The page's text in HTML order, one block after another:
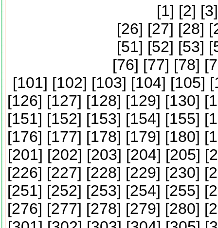
[1] [2] [3
[26] [27] [28] [
[51] [52] [53] [
[76] [77] [78] [
[101] [102] [103] [104] [105] [
[126] [127] [128] [129] [130] [
[151] [152] [153] [154] [155] [
[176] [177] [178] [179] [180] [
[201] [202] [203] [204] [205] [
[226] [227] [228] [229] [230] [
[251] [252] [253] [254] [255] [
[276] [277] [278] [279] [280] [